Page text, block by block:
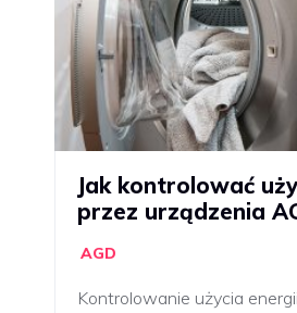
Jak kontrolować
przez urządzenia
AGD
Kontrolowanie użycia